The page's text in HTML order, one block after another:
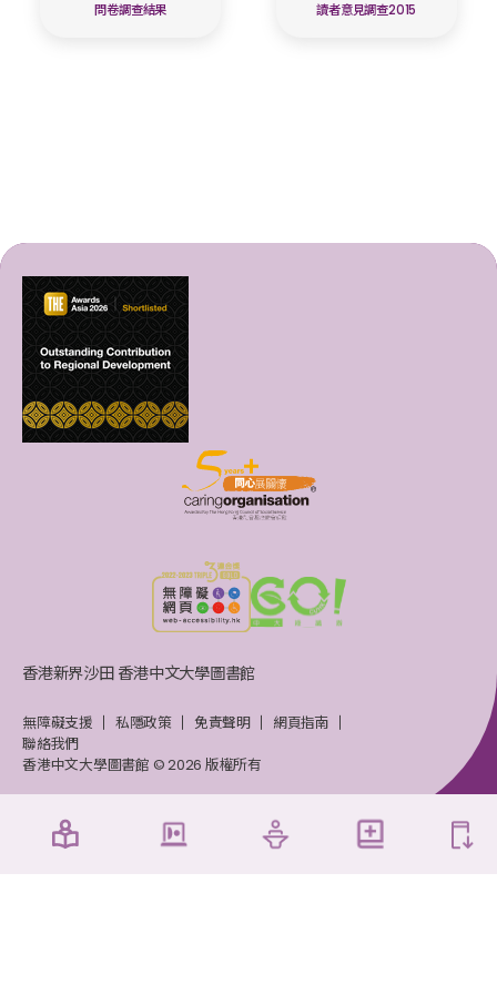
問卷調查結果
讀者意見調查2015
香港新界沙田 香港中文大學圖書館
無障礙支援 私隱政策 免責聲明
網頁指南
聯絡我們
香港中文大學圖書館 © 2026 版權所有